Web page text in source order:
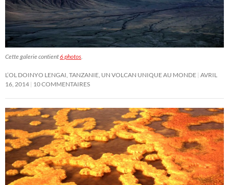
Cette galerie contient6 photos
L’OL DOINYO LENGAI, TANZANIE, UN VOLCAN UNIQUE AU MONDE AVRIL
16, 2014 10 COMMENTAIRES